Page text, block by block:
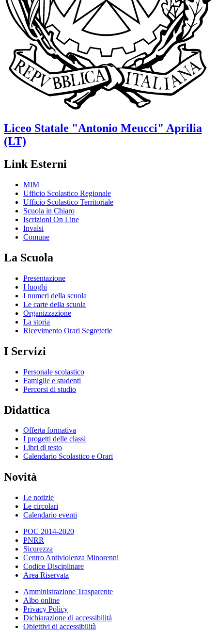
Liceo Statale "Antonio Meucci" Aprilia
(LT)
Link Esterni
MIM
Ufficio Scolastico Regionale
Ufficio Scolastico Territoriale
Scuola in Chiaro
Iscrizioni On Line
Invalsi
Comune
La Scuola
Presentazione
I luoghi
I numeri della scuola
Le carte della scuola
Organizzazione
La storia
Ricevimento Orari Segreterie
I Servizi
Personale scolastico
Famiglie e studenti
Percorsi di studio
Didattica
Offerta formativa
I progetti delle classi
Libri di testo
Calendario Scolastico e Orari
Novità
Le notizie
Le circolari
Calendario eventi
POC 2014-2020
PNRR
Sicurezza
Centro Antiviolenza Minorenni
Codice Disciplinare
Area Riservata
Amministrazione Trasparente
Albo online
Privacy Policy
Dichiarazione di accessibilità
Obiettivi di accessibilità